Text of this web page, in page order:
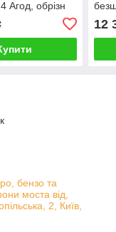
Агод, обрізн
h=25-75, ємн
12
бензо та
моста від,
2, Київ,